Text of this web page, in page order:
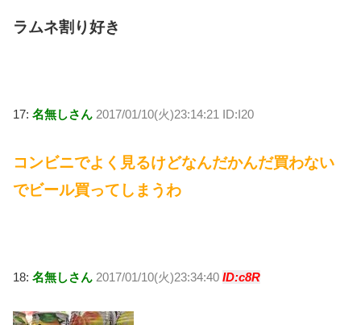
ラムネ割り好き
17: 名無しさん 2017/01/10(火)23:14:21 ID:I20
コンビニでよく見るけどなんだかんだ買わない
でビール買ってしまうわ
18: 名無しさん 2017/01/10(火)23:34:40 ID:c8R